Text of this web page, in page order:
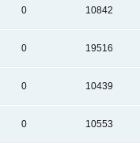
0 10842
0 19516
0 10439
0 10553